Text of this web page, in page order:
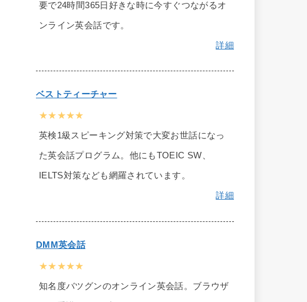
要で24時間365日好きな時に今すぐつながるオ
ンライン英会話です。
詳細
ベストティーチャー
★★★★★
英検1級スピーキング対策で大変お世話になっ
た英会話プログラム。他にもTOEIC SW、
IELTS対策なども網羅されています。
詳細
DMM英会話
★★★★★
知名度バツグンのオンライン英会話。ブラウザ